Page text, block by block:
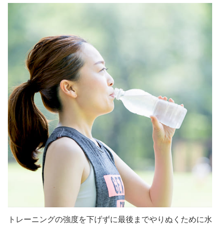
トレーニングの強度を下げずに最後までやりぬくために水